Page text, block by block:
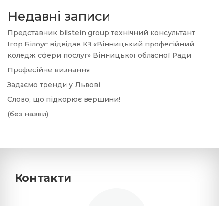
Недавні записи
Представник bilstein group технічний консультант
Ігор Білоус відвідав КЗ «Вінницький професійний
коледж сфери послуг» Вінницької обласної Ради
Професійне визнання
Задаємо тренди у Львові
Слово, що підкорює вершини!
(без назви)
Контакти